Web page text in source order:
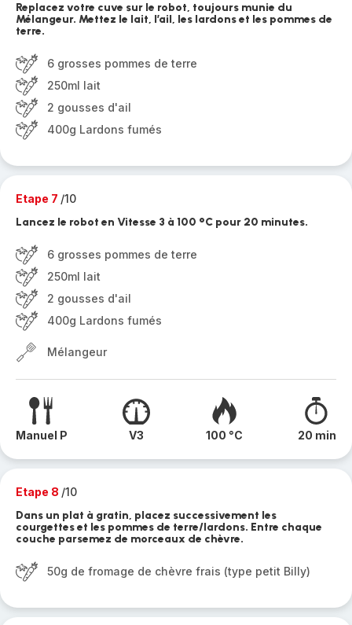
Replacez votre cuve sur le robot, toujours munie du
Mélangeur. Mettez le lait, l’ail, les lardons et les pommes de
terre.
6 grosses pommes de terre
250ml lait
2 gousses d'ail
400g Lardons fumés
Etape 7 /10
Lancez le robot en Vitesse 3 à 100 °C pour 20 minutes.
6 grosses pommes de terre
250ml lait
2 gousses d'ail
400g Lardons fumés
Mélangeur
Manuel P V3 100 °C 20 min
Etape 8 /10
Dans un plat à gratin, placez successivement les
courgettes et les pommes de terre/lardons. Entre chaque
couche parsemez de morceaux de chèvre.
50g de fromage de chèvre frais (type petit Billy)